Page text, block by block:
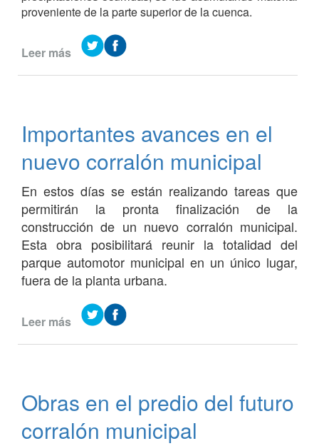
proveniente de la parte superior de la cuenca.
Leer más de
limpieza
y
ensanchamiento
Arroyo
Crespo
Importantes avances en el
nuevo corralón municipal
En estos días se están realizando tareas que
permitirán la pronta finalización de la
construcción de un nuevo corralón municipal.
Esta obra posibilitará reunir la totalidad del
parque automotor municipal en un único lugar,
fuera de la planta urbana.
Leer más de
nuevo
corralón
municipal
Obras en el predio del futuro
corralón municipal